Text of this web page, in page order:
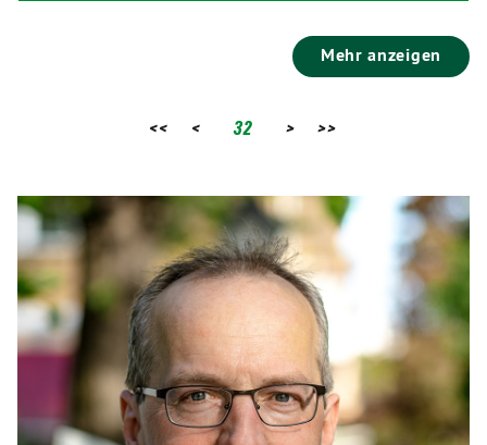
Mehr anzeigen
<< < 32 > >>